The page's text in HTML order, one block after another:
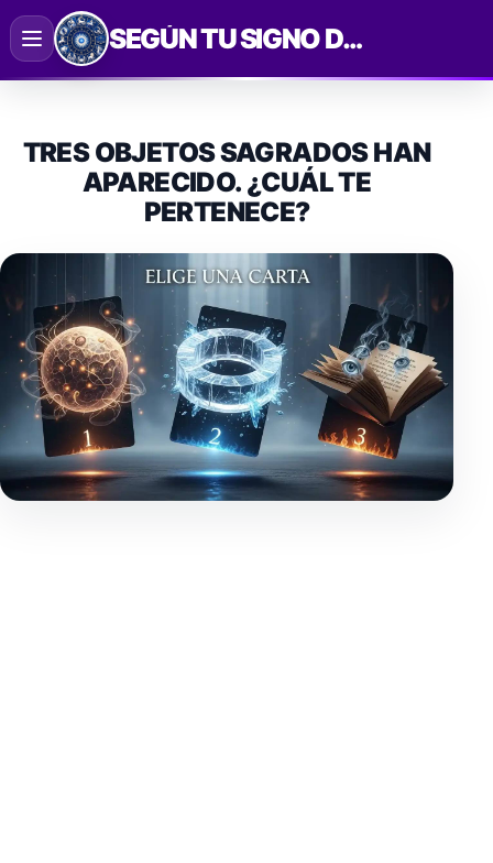
Saltar
al
contenido
SEGÚN TU SIGNO DEL ZODIACO
TRES OBJETOS SAGRADOS HAN
APARECIDO. ¿CUÁL TE
PERTENECE?